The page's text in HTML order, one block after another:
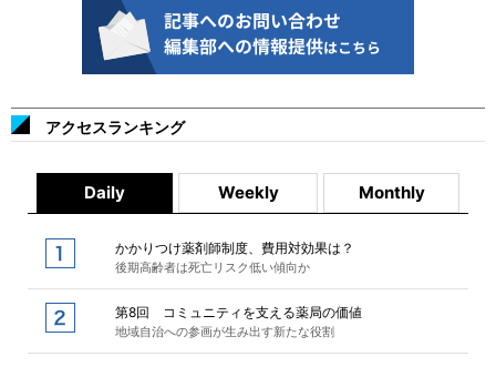
アクセスランキング
Daily Weekly Monthly
かかりつけ薬剤師制度、費用対効果は？
後期高齢者は死亡リスク低い傾向か
第8回 コミュニティを支える薬局の価値
地域自治への参画が生み出す新たな役割